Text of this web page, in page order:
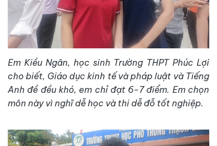
Em Kiều Ngân, học sinh Trường THPT Phúc Lợi
cho biết, Giáo dục kinh tế và pháp luật và Tiếng
Anh đề đều khó, em chỉ đạt 6-7 điểm. Em chọn
môn này vì nghĩ dễ học và thi dễ đỗ tốt nghiệp.